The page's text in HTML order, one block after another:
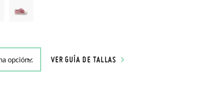
VER GUÍA DE TALLAS